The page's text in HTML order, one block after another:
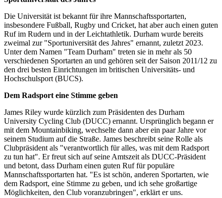
verschiedenen Sportarten an und gehören seit der Saison 2011/12 zu
den drei besten Einrichtungen im britischen Universitäts- und
Hochschulsport (BUCS).
Dem Radsport eine Stimme geben
James Riley wurde kürzlich zum Präsidenten des Durham
University Cycling Club (DUCC) ernannt. Ursprünglich begann er
seinem Studium auf die Straße. James beschreibt seine Rolle als
zu tun hat". Er freut sich auf seine Amtszeit als DUCC-Präsident
und betont, dass Durham einen guten Ruf für populäre
Mannschaftssportarten hat. "Es ist schön, anderen Sportarten, wie
dem Radsport, eine Stimme zu geben, und ich sehe großartige
Möglichkeiten, den Club voranzubringen", erklärt er uns.
Eine der größten Herausforderungen des Hochschulsports im
Allgemeinen besteht darin, dass jedes Jahr einige Studenten nach
ihrem Abschluss die Universität verlassen und ein neuer Jahrgang
mit Studenten hinzukommt. "In diesem Jahr zählt der Verein etwa